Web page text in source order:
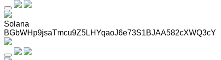
Solana
BGbWHp9jsaTmcu9Z5LHYqaoJ6e73S1BJAA582cXWQ3cY